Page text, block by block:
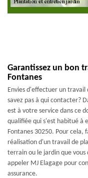
Garantissez un bon
Fontanes
Envies d'effectuer un
savez pas à qui contacter?
est à votre service dans ce
qualifiée qui s'est habitué à
Fontanes 30250. Pour cela,
réalisation d'un travail de
terrain ou le jardin que vous
appeler MJ Elagage pour
assurance.